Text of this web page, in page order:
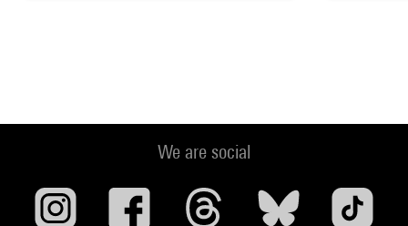
We are social